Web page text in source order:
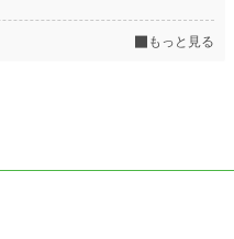
もっと見る